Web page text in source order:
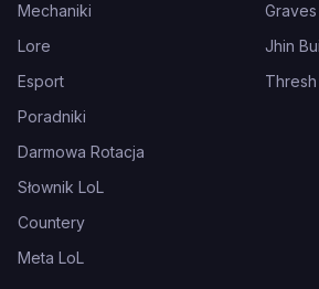
Mechaniki
Lore
Esport
Poradniki
Darmowa Rotacja
Słownik LoL
Countery
Meta LoL
Jhin